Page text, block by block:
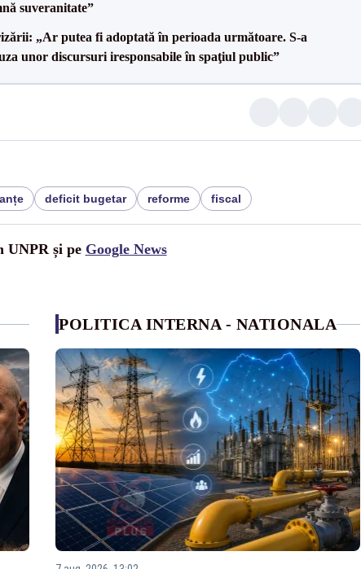
suveranitate”
„Ar putea fi adoptată în perioada următoare. S-a
unor discursuri iresponsabile în spaţiul public”
deficit bugetar reforme fiscal
UNPR și pe Google News
POLITICA INTERNA - NATIONALA